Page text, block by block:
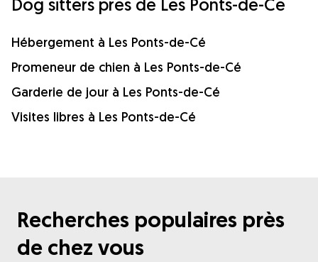
Hébergement à Les Ponts-de-Cé
Promeneur de chien à Les Ponts-de-Cé
Garderie de jour à Les Ponts-de-Cé
Visites libres à Les Ponts-de-Cé
Recherches populaires près
de chez vous